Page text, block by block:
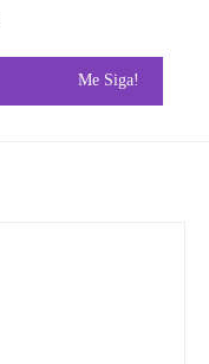
Me Siga!